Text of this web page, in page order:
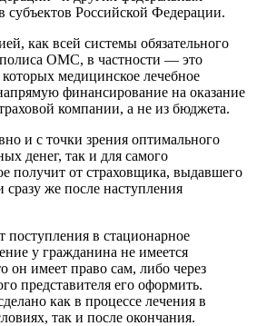
субъектов Российской Федерации.
как всей системы обязательного
полиса ОМС, в частности — это
медицинское лечебное
финансирование на оказание
компании, а не из бюджета.
и с точки зрения оптимального
денег, так и для самого
получит от страховщика, выдавшего
же после наступления
в стационарное
у гражданина не имеется
он имеет право сам, либо через
представителя его оформить.
как в процессе лечения в
так и после окончания.